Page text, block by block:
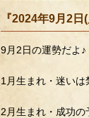
『2024年9月2日
9月2日の運勢だよ♪
1月生まれ・迷いは
2月生まれ・成功の